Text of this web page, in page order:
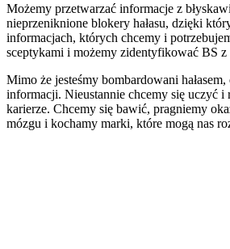
Możemy przetwarzać informacje z
nieprzeniknione blokery hałasu, dzięki
informacjach, których chcemy i
sceptykami i możemy zidentyfikować BS z
Mimo że jesteśmy bombardowani
informacji. Nieustannie chcemy się uczyć i
karierze. Chcemy się bawić, pragniemy
mózgu i kochamy marki, które mogą nas